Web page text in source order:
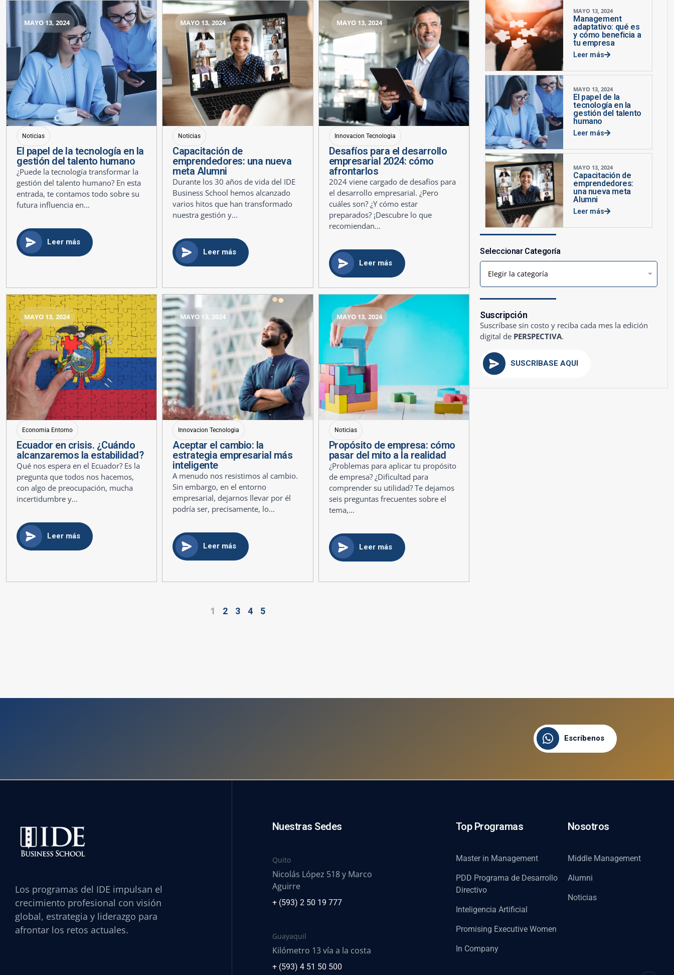
MAYO 13, 2024
Noticias
El papel de la tecnología en la
gestión del talento humano
¿Puede la tecnología transformar la
gestión del talento humano? En esta
entrada, te contamos todo sobre su
futura influencia en...
Leer más
MAYO 13, 2024
Noticias
Capacitación de
emprendedores: una nueva
meta Alumni
Durante los 30 años de vida del IDE
Business School hemos alcanzado
varios hitos que han transformado
nuestra gestión y...
Leer más
MAYO 13, 2024
Innovacion Tecnologia
Desafíos para el desarrollo
empresarial 2024: cómo
afrontarlos
2024 viene cargado de desafíos para
el desarrollo empresarial. ¿Pero
cuáles son? ¿Y cómo estar
preparados? ¡Descubre lo que
recomiendan...
Leer más
MAYO 13, 2024
Economia Entorno
Ecuador en crisis. ¿Cuándo
alcanzaremos la estabilidad?
Qué nos espera en el Ecuador? Es la
pregunta que todos nos hacemos,
con algo de preocupación, mucha
incertidumbre y...
Leer más
MAYO 13, 2024
Innovacion Tecnologia
Aceptar el cambio: la
estrategia empresarial más
inteligente
A menudo nos resistimos al cambio.
Sin embargo, en el entorno
empresarial, dejarnos llevar por él
podría ser, precisamente, lo...
Leer más
MAYO 13, 2024
Noticias
Propósito de empresa: cómo
pasar del mito a la realidad
¿Problemas para aplicar tu propósito
de empresa? ¿Dificultad para
comprender su utilidad? Te dejamos
seis preguntas frecuentes sobre el
tema,...
Leer más
1 2 3 4 5
MAYO 13, 2024
Management
adaptativo: qué es
y cómo beneficia a
tu empresa
Leer más
MAYO 13, 2024
El papel de la
tecnología en la
gestión del talento
humano
Leer más
MAYO 13, 2024
Capacitación de
emprendedores:
una nueva meta
Alumni
Leer más
Seleccionar Categoría
Elegir la categoría
Suscripción
Suscríbase sin costo y reciba cada mes la edición
digital de PERSPECTIVA.
SUSCRÍBASE AQUÍ
Escríbenos
Los programas del IDE impulsan el
crecimiento profesional con visión
global, estrategia y liderazgo para
afrontar los retos actuales.
Nuestras Sedes
Quito
Nicolás López 518 y Marco
Aguirre
+ (593) 2 50 19 777
Guayaquil
Kilómetro 13 vía a la costa
+ (593) 4 51 50 500
Top Programas
Master in Management
PDD Programa de Desarrollo
Directivo
Inteligencia Artificial
Promising Executive Women
In Company
Nosotros
Middle Management
Alumni
Noticias